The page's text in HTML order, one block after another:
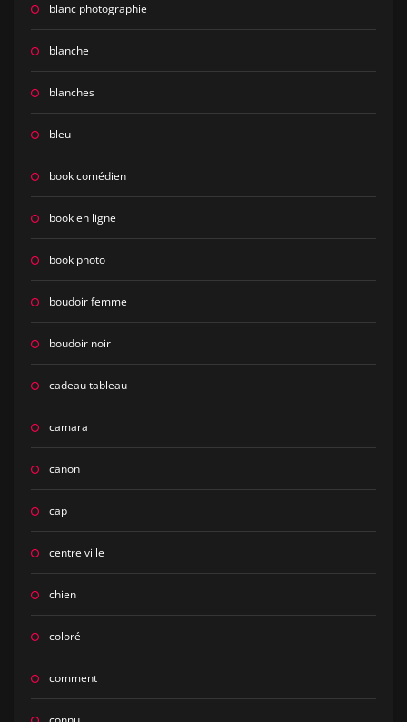
blanc photographie
blanche
blanches
bleu
book comédien
book en ligne
book photo
boudoir femme
boudoir noir
cadeau tableau
camara
canon
cap
centre ville
chien
coloré
comment